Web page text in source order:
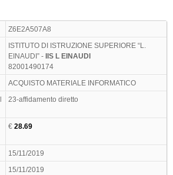
Z6E2A507A8
ISTITUTO DI ISTRUZIONE SUPERIORE “L.
EINAUDI” -
IIS L EINAUDI
82001490174
ACQUISTO MATERIALE INFORMATICO
23-affidamento diretto
€28.69
15/11/2019
15/11/2019